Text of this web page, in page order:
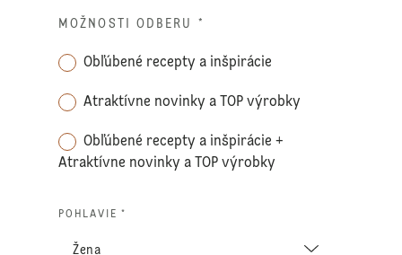
MOŽNOSTI ODBERU *
Obľúbené recepty a inšpirácie
Atraktívne novinky a TOP výrobky
Obľúbené recepty a inšpirácie +
Atraktívne novinky a TOP výrobky
POHLAVIE *